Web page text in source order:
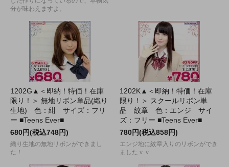
分が味わえますよ。
1202G▲＜即納！特価！在庫
限り！＞ 無地リボン単品(織り
生地) 色：紺 サイズ：フリ
ー ■Teens Ever■
680円(税込748円)
織り生地の無地リボンができまし
た！
1202K▲＜即納！特価！在庫
限り！＞ スクールリボン単
品 紋章 色：エンジ サイ
ズ：フリー ■Teens Ever■
780円(税込858円)
エンジ地に紋章入りのリボンができ
ましたｖｖ